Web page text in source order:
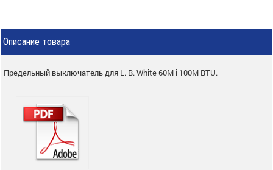
Описание товара
Предельный выключатель для L. B. White 60M і 100M BTU.